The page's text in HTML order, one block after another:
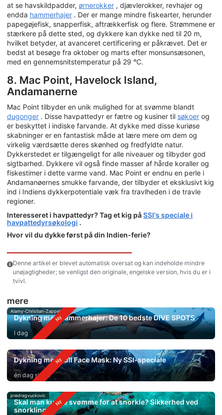
at se havskildpadder, ørnerokker , djævlerokker, revhajer og
endda hammerhajer . Der er mange mindre fiskearter, herunder
papegøjefisk, snapperfisk, aftrækkerfisk og flere. Strømmene er
stærkere på dette sted, og dykkere kan dykke ned til 20 m,
hvilket betyder, at avanceret certificering er påkrævet. Det er
bedst at besøge fra oktober og marts efter monsunsæsonen,
med en gennemsnitstemperatur på 29 °C.
8. Mac Point, Havelock Island,
Andamanerne
Mac Point tilbyder en unik mulighed for at svømme blandt
dugonger . Disse havpattedyr er fætre og kusiner til søkoer og
er beskyttet i indiske farvande. At dykke med disse kuriøse
skabninger er en fantastisk måde at lære mere om dem og
virkelig værdsætte deres skønhed og fredfyldte natur.
Dykkerstedet er tilgængeligt for alle niveauer og tilbyder god
sigtbarhed. Dykkere vil også finde masser af hårde koraller og
fiskestimer i dette varme vand. Mac Point er endnu en perle i
Andamanøernes smukke farvande, der tilbyder et eksklusivt kig
ind i Indiens dykkerpotentiale væk fra travlheden i de travle
regioner.
Interesseret i havpattedyr? Tag et kig påSSI's speciale i
havpattedyrsøkologi .
Hvor vil du dykke først på din Indien-ferie?
Denne artikel er blevet automatisk oversat og kan indeholde mindre
unøjagtigheder; se venligst den originale, engelske version, hvis du er i
tvivl.
mere
Alamy-Christian-Zappel
Dykning med hammerhajer: De 10 bedste DIVE SPOTS
I dag
Dykning med Full Face Mask: Ny SSI-speciale
én dag siden
predragvuckovic
Skal man kunne svømme for at snorkle? Sikkerhed ved
snorkling